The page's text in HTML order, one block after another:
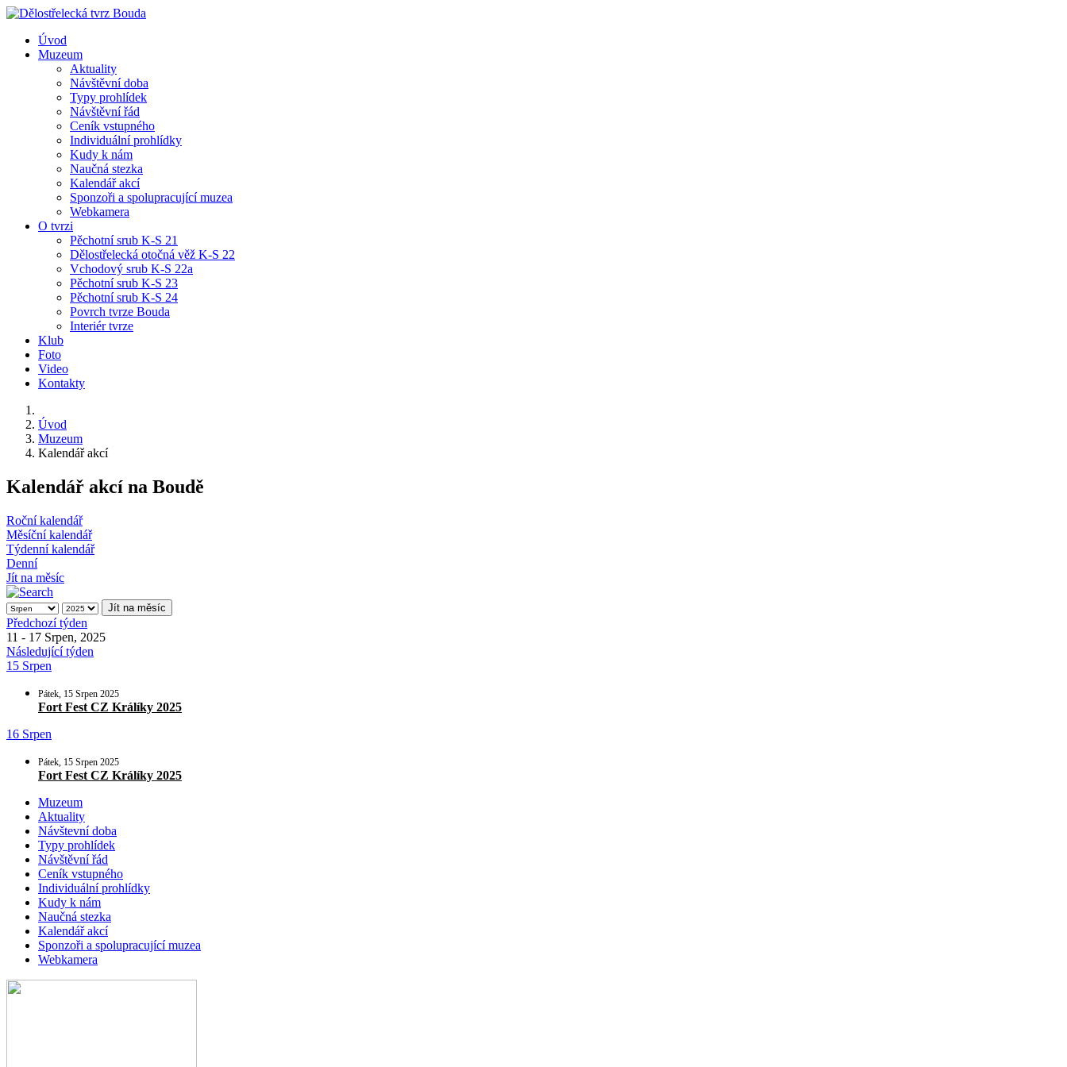
Úvod
Muzeum
Aktuality
Návštěvní doba
Typy prohlídek
Návštěvní řád
Ceník vstupného
Individuální prohlídky
Kudy k nám
Naučná stezka
Kalendář akcí
Sponzoři a spolupracující muzea
Webkamera
O tvrzi
Pěchotní srub K-S 21
Dělostřelecká otočná věž K-S 22
Vchodový srub K-S 22a
Pěchotní srub K-S 23
Pěchotní srub K-S 24
Povrch tvrze Bouda
Interiér tvrze
Klub
Foto
Video
Kontakty
Úvod
Muzeum
Kalendář akcí
Kalendář akcí na Boudě
Roční kalendář
Měsíční kalendář
Týdenní kalendář
Denní
Jít na měsíc
Jít na měsíc
Předchozí týden
11 - 17 Srpen, 2025
Následující týden
15 Srpen
Pátek, 15 Srpen 2025
Fort Fest CZ Králíky 2025
16 Srpen
Pátek, 15 Srpen 2025
Fort Fest CZ Králíky 2025
Muzeum
Aktuality
Návštevní doba
Typy prohlídek
Návštěvní řád
Ceník vstupného
Individuální prohlídky
Kudy k nám
Naučná stezka
Kalendář akcí
Sponzoři a spolupracující muzea
Webkamera